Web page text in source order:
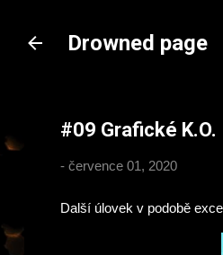
Drowned page
#09 Grafické K.O.
- července 01, 2020
Další úlovek v podobě